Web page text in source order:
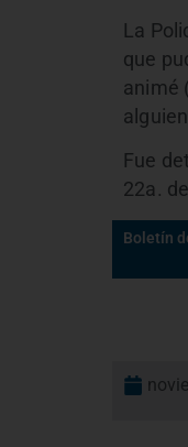
La
que
animé
Fue
22a.
Boletín